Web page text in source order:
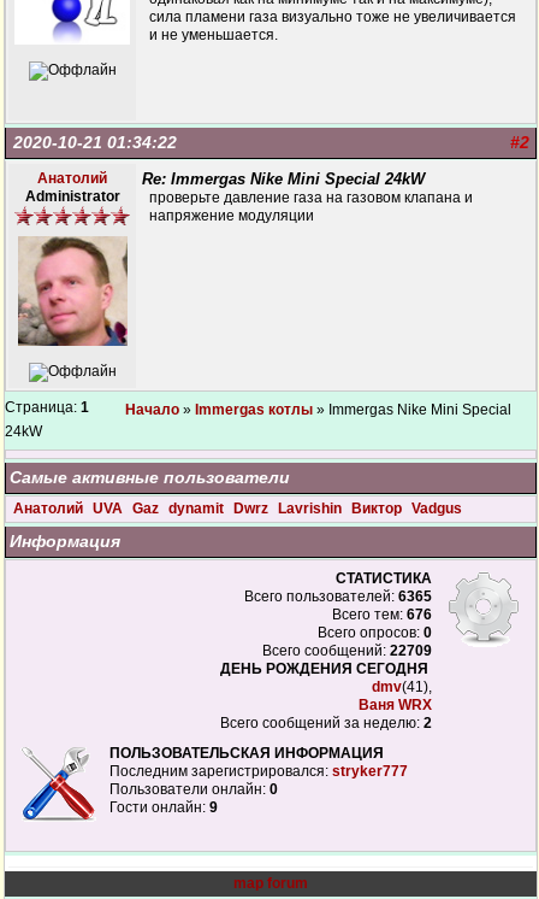
сила пламени газа визуально тоже не увеличивается
и не уменьшается.
#2
2020-10-21 01:34:22
Анатолий
Administrator
Re: Immergas Nike Mini Special 24kW
проверьте давление газа на газовом клапана и
напряжение модуляции
Страница: 1 Начало » Immergas котлы » Immergas Nike Mini Special
24kW
Самые активные пользователи
Анатолий UVA Gaz dynamit Dwrz Lavrishin Виктор Vadgus
Информация
СТАТИСТИКА
Всего пользователей: 6365
Всего тем: 676
Всего опросов: 0
Всего сообщений: 22709
ДЕНЬ РОЖДЕНИЯ СЕГОДНЯ
dmv(41),
Ваня WRX
Всего сообщений за неделю: 2
ПОЛЬЗОВАТЕЛЬСКАЯ ИНФОРМАЦИЯ
Последним зарегистрировался: stryker777
Пользователи онлайн: 0
Гости онлайн: 9
map forum